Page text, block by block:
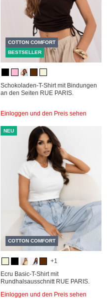
COTTON COMFORT
BESTSELLER
Schokoladen-T-Shirt mit Bindungen
an den Seiten RUE PARIS.
Einloggen und den Preis sehen
NEU
COTTON COMFORT
+1
Ecru Basic-T-Shirt mit
Rundhalsausschnitt RUE PARIS.
Einloggen und den Preis sehen